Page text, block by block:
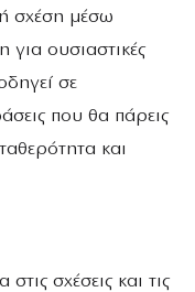
σχέση μέσω
για ουσιαστικές
σε
που θα πάρεις
και
σχέσεις και τις